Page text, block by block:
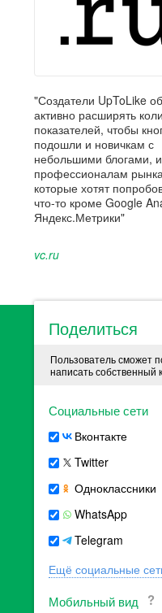
"Создатели UpToLike
активно расширять
показателей, чтобы
подошли и новичкам с
небольшими блогами, и
профессионалам
которые хотят
что-то кроме Google
Яндекс.Метрики"
vc.ru
Поделиться
Пользователь сможет
написать собственный
Социальные сети
Вконтакте
Twitter
Одноклассники
WhatsApp
Telegram
Ещё социальные
Мобильный вид